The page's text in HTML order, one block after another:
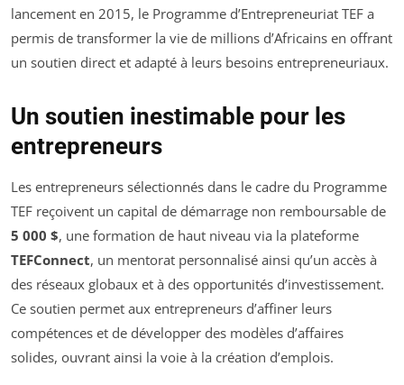
lancement en 2015, le Programme d’Entrepreneuriat TEF a
permis de transformer la vie de millions d’Africains en offrant
un soutien direct et adapté à leurs besoins entrepreneuriaux.
Un soutien inestimable pour les
entrepreneurs
Les entrepreneurs sélectionnés dans le cadre du Programme
TEF reçoivent un capital de démarrage non remboursable de
5 000 $, une formation de haut niveau via la plateforme
TEFConnect, un mentorat personnalisé ainsi qu’un accès à
des réseaux globaux et à des opportunités d’investissement.
Ce soutien permet aux entrepreneurs d’affiner leurs
compétences et de développer des modèles d’affaires
solides, ouvrant ainsi la voie à la création d’emplois.